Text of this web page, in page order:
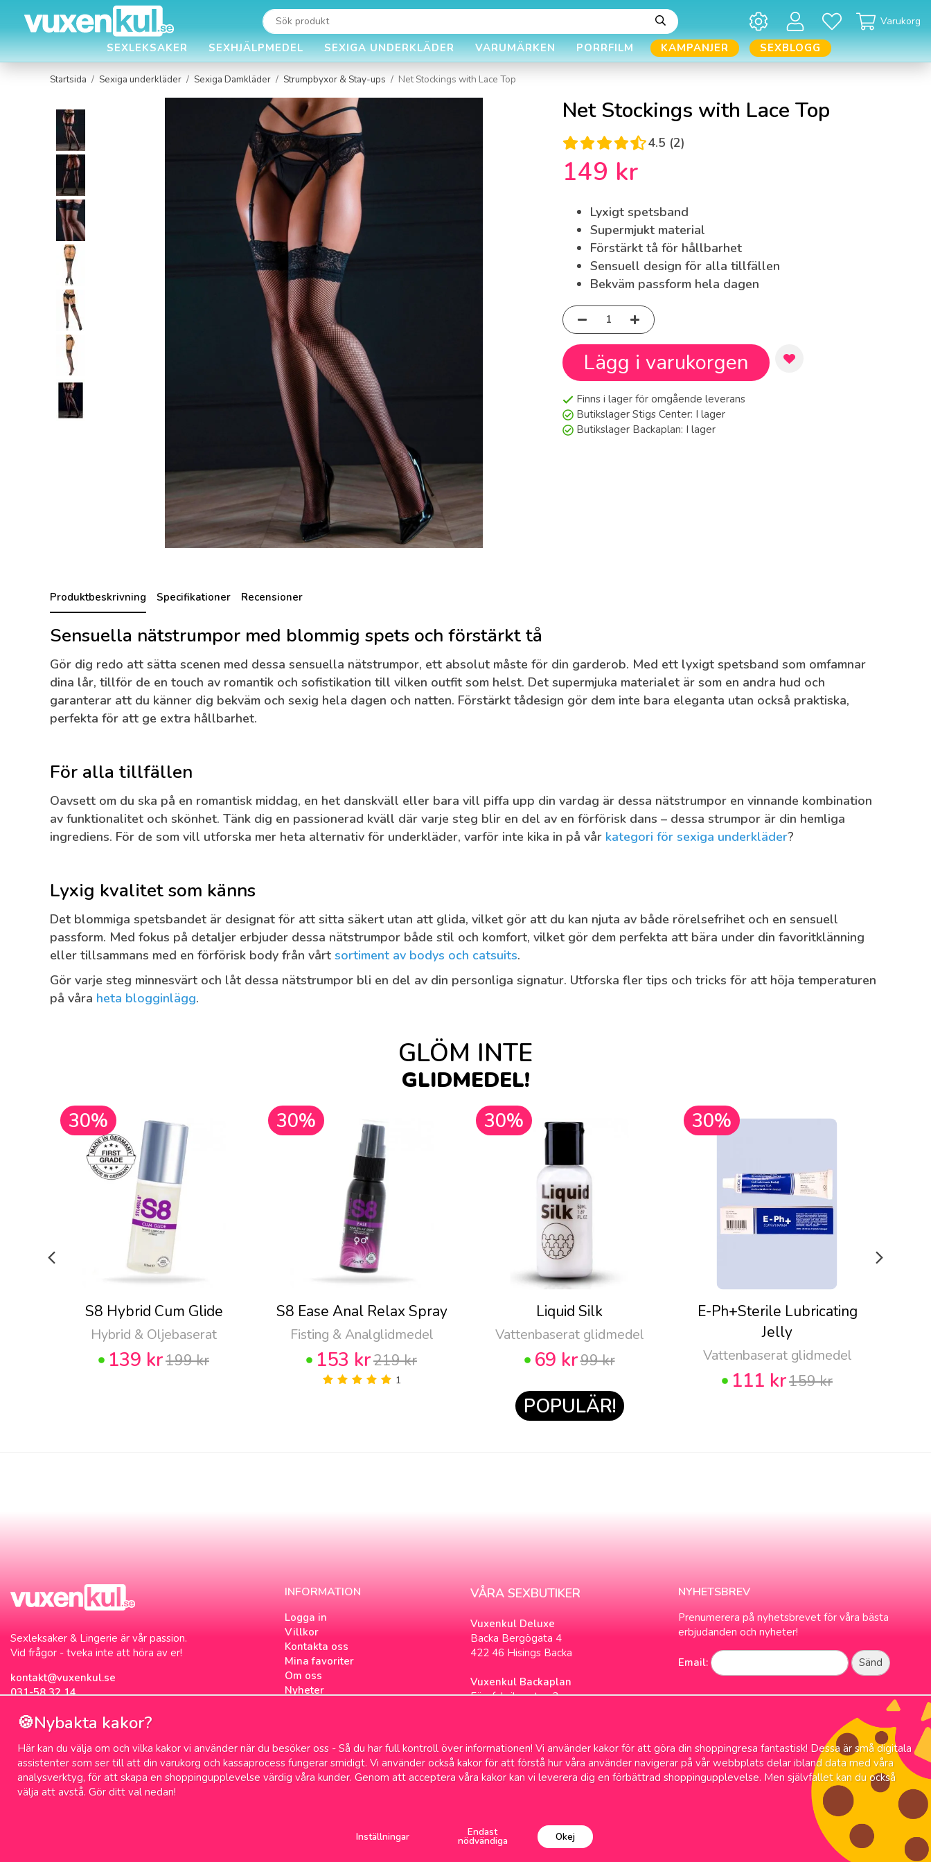
Varukorg
SEXLEKSAKER SEXHJÄLPMEDEL SEXIGA UNDERKLÄDER VARUMÄRKEN PORRFILM KAMPANJER SEXBLOGG
Startsida / Sexiga underkläder / Sexiga Damkläder / Strumpbyxor & Stay-ups / Net Stockings with Lace Top
Net Stockings with Lace Top
4.5 (2)
149 kr
Lyxigt spetsband
Supermjukt material
Förstärkt tå för hållbarhet
Sensuell design för alla tillfällen
Bekväm passform hela dagen
Lägg i varukorgen
Finns i lager för omgående leverans
Butikslager Stigs Center: I lager
Butikslager Backaplan: I lager
Produktbeskrivning Specifikationer Recensioner
Sensuella nätstrumpor med blommig spets och förstärkt tå
Gör dig redo att sätta scenen med dessa sensuella nätstrumpor, ett absolut måste för din garderob. Med ett lyxigt spetsband som omfamnar
dina lår, tillför de en touch av romantik och sofistikation till vilken outfit som helst. Det supermjuka materialet är som en andra hud och
garanterar att du känner dig bekväm och sexig hela dagen och natten. Förstärkt tådesign gör dem inte bara eleganta utan också praktiska,
perfekta för att ge extra hållbarhet.
För alla tillfällen
Oavsett om du ska på en romantisk middag, en het danskväll eller bara vill piffa upp din vardag är dessa nätstrumpor en vinnande kombination
av funktionalitet och skönhet. Tänk dig en passionerad kväll där varje steg blir en del av en förförisk dans – dessa strumpor är din hemliga
ingrediens. För de som vill utforska mer heta alternativ för underkläder, varför inte kika in på vår kategori för sexiga underkläder?
Lyxig kvalitet som känns
Det blommiga spetsbandet är designat för att sitta säkert utan att glida, vilket gör att du kan njuta av både rörelsefrihet och en sensuell
passform. Med fokus på detaljer erbjuder dessa nätstrumpor både stil och komfort, vilket gör dem perfekta att bära under din favoritklänning
eller tillsammans med en förförisk body från vårt sortiment av bodys och catsuits.
Gör varje steg minnesvärt och låt dessa nätstrumpor bli en del av din personliga signatur. Utforska fler tips och tricks för att höja temperaturen
på våra heta blogginlägg.
GLÖM INTE
GLIDMEDEL!
30%
S8 Hybrid Cum Glide
Hybrid & Oljebaserat
139 kr199 kr
30%
S8 Ease Anal Relax Spray
Fisting & Analglidmedel
153 kr219 kr
1
30%
Liquid Silk
Vattenbaserat glidmedel
69 kr99 kr
POPULÄR!
30%
E-Ph+Sterile Lubricating
Jelly
Vattenbaserat glidmedel
111 kr159 kr
Sexleksaker & Lingerie är vår passion.
Vid frågor - tveka inte att höra av er!
kontakt@vuxenkul.se
031-58 32 14
INFORMATION
Logga in
Villkor
Kontakta oss
Mina favoriter
Om oss
Nyheter
Sex & Samlevnad
VÅRA SEXBUTIKER
Vuxenkul Deluxe
Backa Bergögata 4
422 46 Hisings Backa
Vuxenkul Backaplan
Färgfabriksgatan 3
NYHETSBREV
Prenumerera på nyhetsbrevet för våra bästa
erbjudanden och nyheter!
Email:
Alltid låga priser
🍪Nybakta kakor?
Här kan du välja om och vilka kakor vi använder när du besöker oss - Så du har full kontroll över informationen! Vi använder kakor för att göra din shoppingresa fantastisk! Dessa är små digitala
assistenter som ser till att din varukorg och kassaprocess fungerar smidigt. Vi använder också kakor för att förstå hur våra använder navigerar på vår webbplats delar ibland data med våra
analysverktyg, för att skapa en shoppingupplevelse värdig våra kunder. Genom att acceptera våra kakor kan vi leverera dig en förbättrad shoppingupplevelse. Men självfallet kan du också
välja att avstå. Gör ditt val nedan!
Inställningar Endast
nödvändiga Okej